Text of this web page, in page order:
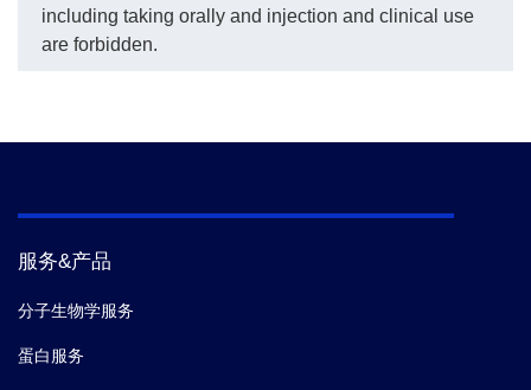
including taking orally and injection and clinical use
are forbidden.
服务&产品
分子生物学服务
蛋白服务